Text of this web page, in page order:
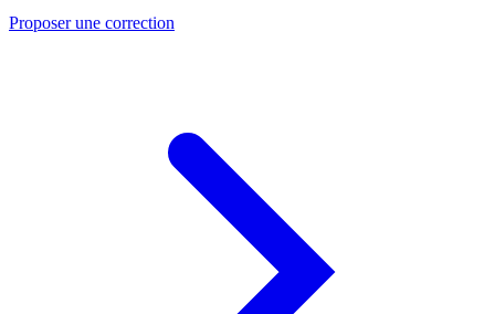
Proposer une correction